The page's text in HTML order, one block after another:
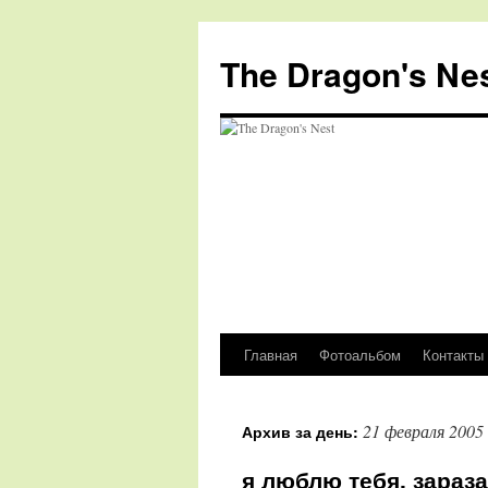
The Dragon's
Перейти
содержимому
Главная Фотоальбом Контакты
Архив за день: 21 февраля 2005
я люблю тебя,